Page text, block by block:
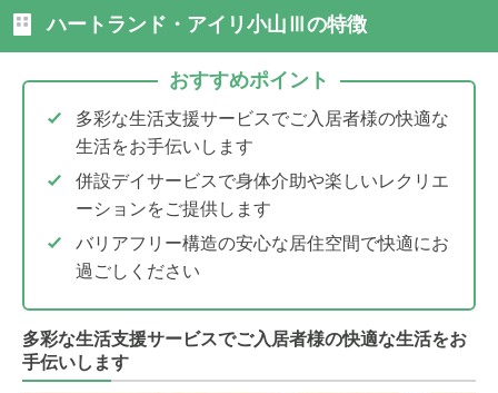
ハートランド・アイリ小山Ⅲの特徴
おすすめポイント
多彩な生活支援サービスでご入居者様の快適な
生活をお手伝いします
併設デイサービスで身体介助や楽しいレクリエ
ーションをご提供します
バリアフリー構造の安心な居住空間で快適にお
過ごしください
多彩な生活支援サービスでご入居者様の快適な生活をお
手伝いします